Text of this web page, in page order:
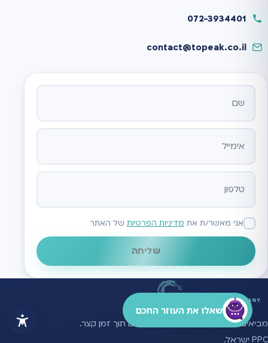
072-3934401
contact@topeak.co.il
אתר
אני מאשר/ת את מדיניות הפרטיות של האתר
שליחה
מביאים את העסק שלך לגבהים חדשים תוך זמן קצר.
PPC ישראל.
שאלו את העוזר החכם